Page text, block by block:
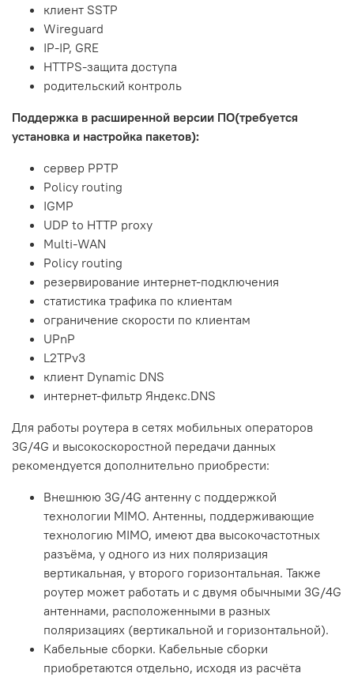
клиент SSTP
Wireguard
IP-IP, GRE
HTTPS-защита доступа
родительский контроль
Поддержка в расширенной версии ПО(требуется
установка и настройка пакетов):
сервер PPTP
Policy routing
IGMP
UDP to HTTP proxy
Multi-WAN
Policy routing
резервирование интернет-подключения
статистика трафика по клиентам
ограничение скорости по клиентам
UPnP
L2TPv3
клиент Dynamic DNS
интернет-фильтр Яндекс.DNS
Для работы роутера в сетях мобильных операторов
3G/4G и высокоскоростной передачи данных
рекомендуется дополнительно приобрести:
Внешнюю 3G/4G антенну с поддержкой
технологии MIMO. Антенны, поддерживающие
технологию MIMO, имеют два высокочастотных
разъёма, у одного из них поляризация
вертикальная, у второго горизонтальная. Также
роутер может работать и с двумя обычными 3G/4G
антеннами, расположенными в разных
поляризациях (вертикальной и горизонтальной).
Кабельные сборки. Кабельные сборки
приобретаются отдельно, исходя из расчёта